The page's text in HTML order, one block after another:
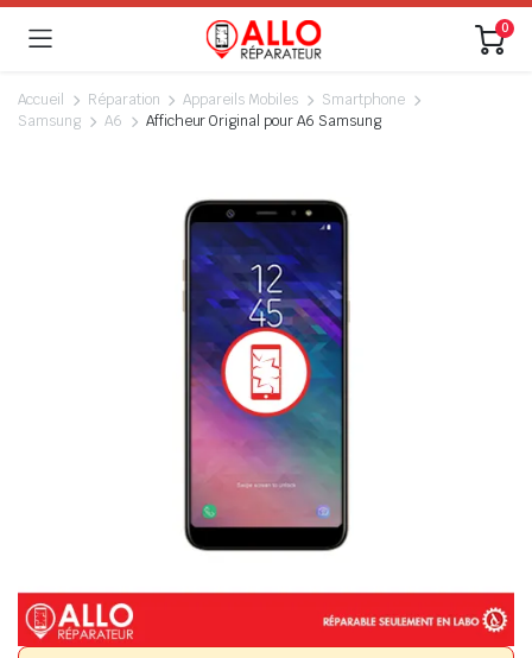
0
Accueil Réparation Appareils Mobiles
Smartphone
Samsung
A6 Afficheur Original pour A6 Samsung